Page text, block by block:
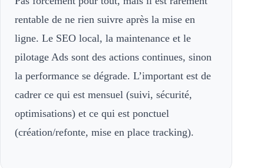
rentable de ne rien suivre après la mise en
ligne. Le SEO local, la maintenance et le
pilotage Ads sont des actions continues, sinon
la performance se dégrade. L’important est de
cadrer ce qui est mensuel (suivi, sécurité,
optimisations) et ce qui est ponctuel
(création/refonte, mise en place tracking).